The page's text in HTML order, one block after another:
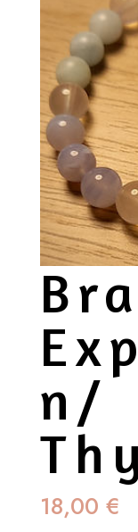
n/
18,00 €